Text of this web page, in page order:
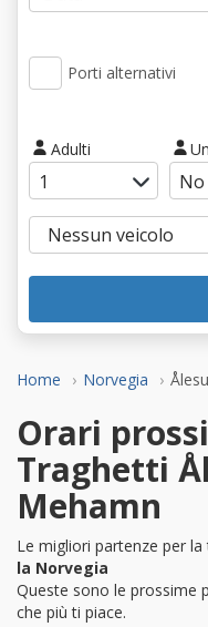
Home Norvegia
Porti alternativi
Adulti
Orari
Traghetti
Mehamn
Le migliori partenze per
la Norvegia
Queste sono le prossime
che più ti piace.